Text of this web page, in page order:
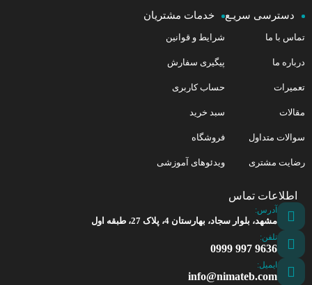
دسترسی سریـع
تماس با ما
درباره ما
تعمیرات
مقالات
سوالات متداول
رضایت مشتری
خدمات مشتریان
شرایط و قوانین
پیگیری سفارش
حساب کاربری
سبد خرید
فروشگاه
ویدئوهای آموزشی
اطلاعات تماس
آدرس:
مشهد، بلوار سجاد، بهارستان 4، پلاک 27، طبقه اول
تلفن:
9636 997 0999
ایمیل:
info@nimateb.com